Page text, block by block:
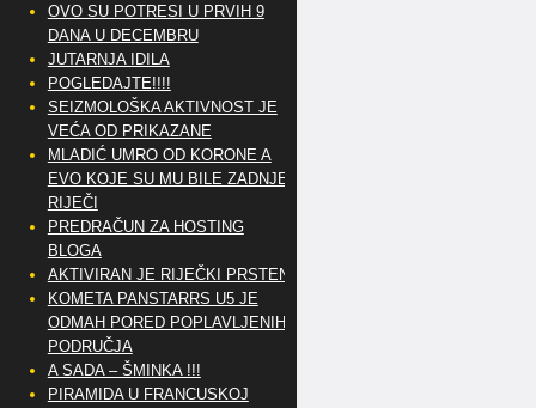
OVO SU POTRESI U PRVIH 9
DANA U DECEMBRU
JUTARNJA IDILA
POGLEDAJTE!!!!
SEIZMOLOŠKA AKTIVNOST JE
VEĆA OD PRIKAZANE
MLADIĆ UMRO OD KORONE A
EVO KOJE SU MU BILE ZADNJE
RIJEČI
PREDRAČUN ZA HOSTING
BLOGA
AKTIVIRAN JE RIJEČKI PRSTEN
KOMETA PANSTARRS U5 JE
ODMAH PORED POPLAVLJENIH
PODRUČJA
A SADA – ŠMINKA !!!
PIRAMIDA U FRANCUSKOJ